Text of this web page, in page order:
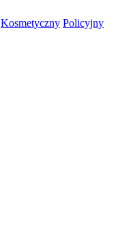
Kosmetyczny Policyjny